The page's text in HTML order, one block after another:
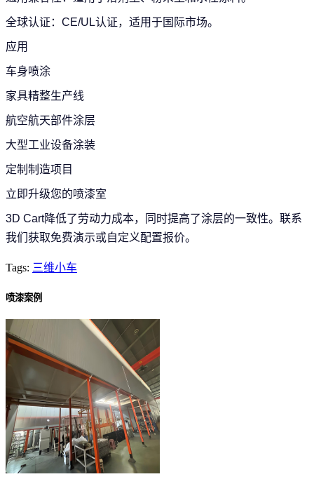
全球认证：CE/UL认证，适用于国际市场。
应用
车身喷涂
家具精整生产线
航空航天部件涂层
大型工业设备涂装
定制制造项目
立即升级您的喷漆室
3D Cart降低了劳动力成本，同时提高了涂层的一致性。 联系
我们获取免费演示或自定义配置报价。
Tags: 三维小车
喷漆案例